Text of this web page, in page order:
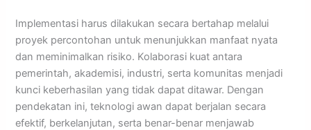
Implementasi harus dilakukan secara bertahap melalui
proyek percontohan untuk menunjukkan manfaat nyata
dan meminimalkan risiko. Kolaborasi kuat antara
pemerintah, akademisi, industri, serta komunitas menjadi
kunci keberhasilan yang tidak dapat ditawar. Dengan
pendekatan ini, teknologi awan dapat berjalan secara
efektif, berkelanjutan, serta benar-benar menjawab